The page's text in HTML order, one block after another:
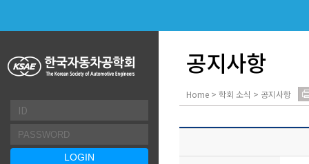
공지사항
Home > 학회 소식 > 공지사항